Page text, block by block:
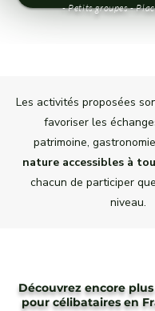
Journée
- Petits groupes -
Les activités proposées
favoriser les
patrimoine,
nature accessibles à
chacun de participer
niveau.
Découvrez encore
pour célibataires en